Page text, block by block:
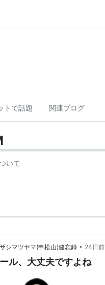
トで話題 関連ブログ
いて
シマツヤマ(申松山)健忘録 • 24日前
ル、大丈夫ですよね